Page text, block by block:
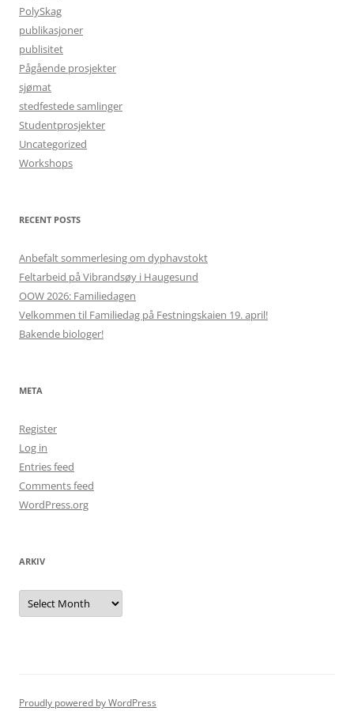
PolySkag
publikasjoner
publisitet
Pågående prosjekter
sjømat
stedfestede samlinger
Studentprosjekter
Uncategorized
Workshops
RECENT POSTS
Anbefalt sommerlesing om dyphavstokt
Feltarbeid på Vibrandsøy i Haugesund
OOW 2026: Familiedagen
Velkommen til Familiedag på Festningskaien 19. april!
Bakende biologer!
META
Register
Log in
Entries feed
Comments feed
WordPress.org
ARKIV
Arkiv
Proudly powered by WordPress